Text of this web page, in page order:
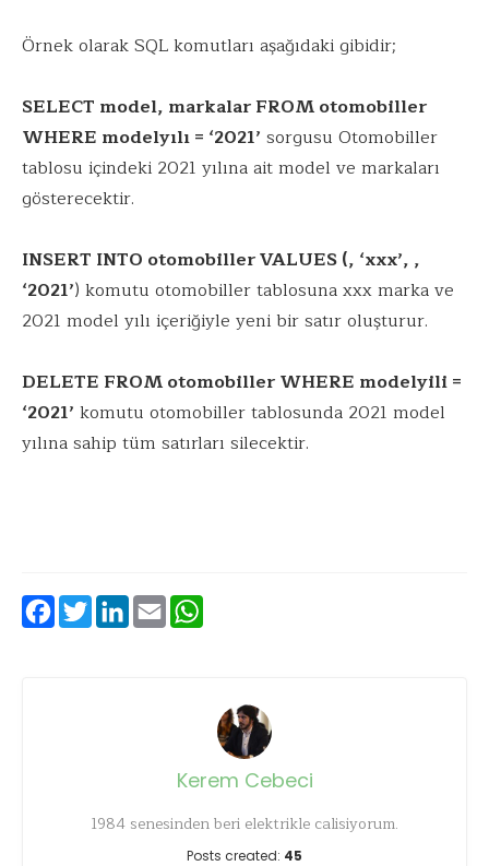
Örnek olarak SQL komutları aşağıdaki gibidir;
SELECT model, markalar FROM otomobiller
WHERE modelyılı = ‘2021’ sorgusu Otomobiller
tablosu içindeki 2021 yılına ait model ve markaları
gösterecektir.
INSERT INTO otomobiller VALUES (, ‘xxx’, ,
‘2021’) komutu otomobiller tablosuna xxx marka ve
2021 model yılı içeriğiyle yeni bir satır oluşturur.
DELETE FROM otomobiller WHERE modelyili =
‘2021’ komutu otomobiller tablosunda 2021 model
yılına sahip tüm satırları silecektir.
Facebook
Twitter
LinkedIn
Email
Kerem Cebeci
1984 senesinden beri elektrikle calisiyorum.
Posts created: 45